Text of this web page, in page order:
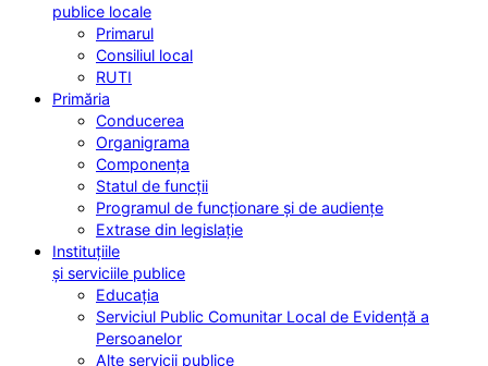
publice locale
Primarul
Consiliul local
RUTI
Primăria
Conducerea
Organigrama
Componența
Statul de funcții
Programul de funcționare și de audiențe
Extrase din legislație
Instituțiile
și serviciile publice
Educația
Serviciul Public Comunitar Local de Evidență a
Persoanelor
Alte servicii publice